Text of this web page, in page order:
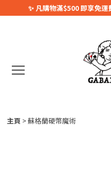
✨ 凡購物滿$500 即享免運
主頁 蘇格蘭硬幣魔術